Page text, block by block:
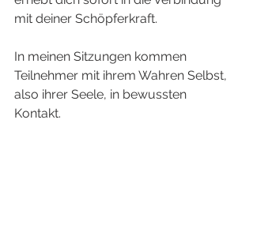
mit deiner Schöpferkraft.
In meinen Sitzungen kommen
Teilnehmer mit ihrem Wahren Selbst,
also ihrer Seele, in bewussten
Kontakt.